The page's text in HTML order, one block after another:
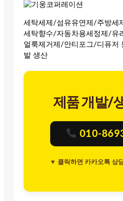
세탁세제/섬유유연제/주방세
세탁향수/자동차용세정제/유
얼룩제거제/안티포그/디퓨저
발 생산
제품 개발/
010-
▼ 클릭하면 카카오톡 상